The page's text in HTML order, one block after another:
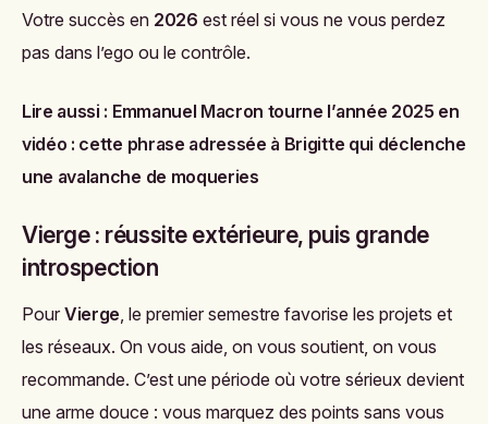
Votre succès en 2026 est réel si vous ne vous perdez
pas dans l’ego ou le contrôle.
Lire aussi : Emmanuel Macron tourne l’année 2025 en
vidéo : cette phrase adressée à Brigitte qui déclenche
une avalanche de moqueries
Vierge : réussite extérieure, puis grande
introspection
Pour Vierge, le premier semestre favorise les projets et
les réseaux. On vous aide, on vous soutient, on vous
recommande. C’est une période où votre sérieux devient
une arme douce : vous marquez des points sans vous